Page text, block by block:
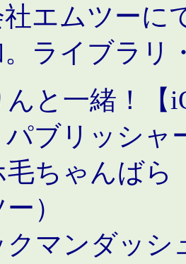
エムツーに
ライブラリ
んと一緒！【
パブリッシャ
毛ちゃんばら
）
マンダッシ